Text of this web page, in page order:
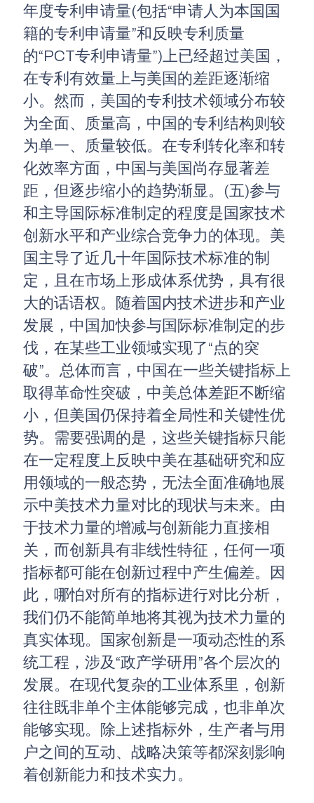
年度专利申请量(包括“申请人为本国国
籍的专利申请量”和反映专利质量
的“PCT专利申请量”)上已经超过美国，
在专利有效量上与美国的差距逐渐缩
小。然而，美国的专利技术领域分布较
为全面、质量高，中国的专利结构则较
为单一、质量较低。在专利转化率和转
化效率方面，中国与美国尚存显著差
距，但逐步缩小的趋势渐显。(五)参与
和主导国际标准制定的程度是国家技术
创新水平和产业综合竞争力的体现。美
国主导了近几十年国际技术标准的制
定，且在市场上形成体系优势，具有很
大的话语权。随着国内技术进步和产业
发展，中国加快参与国际标准制定的步
伐，在某些工业领域实现了“点的突
破”。总体而言，中国在一些关键指标上
取得革命性突破，中美总体差距不断缩
小，但美国仍保持着全局性和关键性优
势。需要强调的是，这些关键指标只能
在一定程度上反映中美在基础研究和应
用领域的一般态势，无法全面准确地展
示中美技术力量对比的现状与未来。由
于技术力量的增减与创新能力直接相
关，而创新具有非线性特征，任何一项
指标都可能在创新过程中产生偏差。因
此，哪怕对所有的指标进行对比分析，
我们仍不能简单地将其视为技术力量的
真实体现。国家创新是一项动态性的系
统工程，涉及“政产学研用”各个层次的
发展。在现代复杂的工业体系里，创新
往往既非单个主体能够完成，也非单次
能够实现。除上述指标外，生产者与用
户之间的互动、战略决策等都深刻影响
着创新能力和技术实力。